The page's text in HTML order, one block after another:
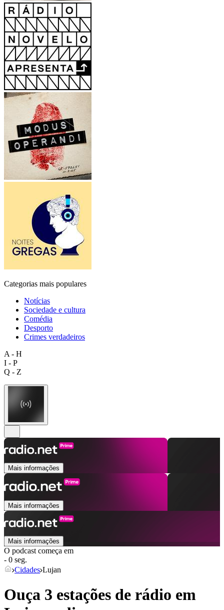
Categorias mais populares
Notícias
Sociedade e cultura
Comédia
Desporto
Crimes verdadeiros
A - H
I - P
Q - Z
Mais informações
Mais informações
Mais informações
O podcast começa em
- 0 seg.
Cidades Lujan
Ouça 3 estações de rádio em